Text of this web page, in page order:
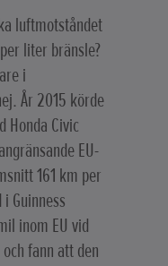
luftmotståndet
liter bränsle?
i
År 2015 körde
Honda Civic
EU-
161 km per
Guinness
inom EU vid
fann att den